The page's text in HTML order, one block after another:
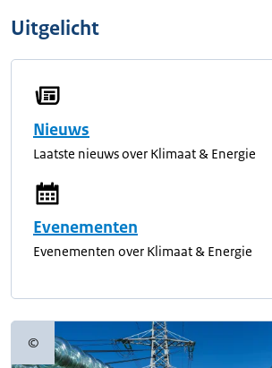
Uitgelicht
Nieuws
Laatste nieuws over Klimaat & Energie
Evenementen
Evenementen over Klimaat & Energie
©Copyrightinformatie